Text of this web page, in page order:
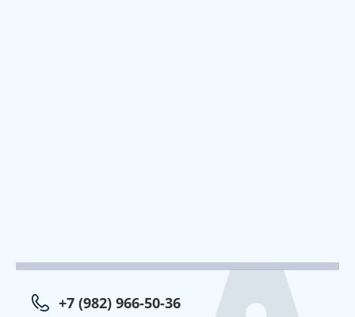
+7 (982) 966-50-36